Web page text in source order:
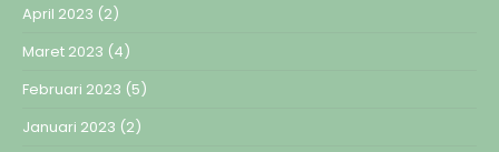
April 2023 (2)
Maret 2023 (4)
Februari 2023 (5)
Januari 2023 (2)